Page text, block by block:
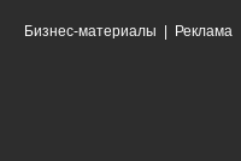
Бизнес-материалы Реклама